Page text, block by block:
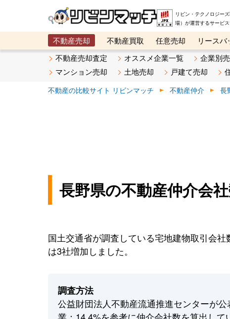
リビン・テクノロジー
場）が運営するサー
不動産売却 不動産買取 任意売却 リースバ
メタ住宅展示場
ベスト不動産カンパニー オンラ
不動産売却査定 オススメ企業一覧 企業別
マンション売却
土地売却 戸建て売却
不動産の比較サイト リビンマッチ 不動産仲介 長
長野県の不動産仲介会
国土交通省が調査している宅地建物取引会
は3社増加しました。
調査方法
公益財団法人不動産流通推進センターが